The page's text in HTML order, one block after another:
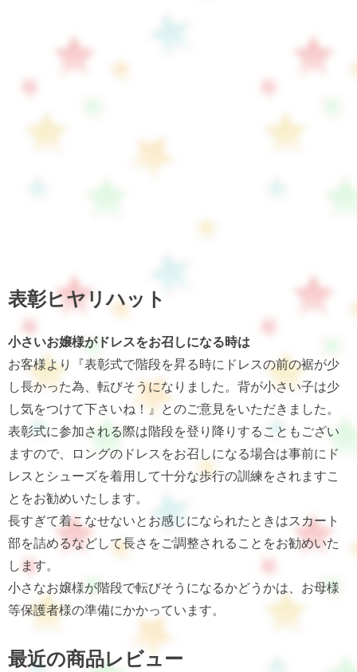
表彰ヒヤリハット
小さいお嬢様がドレスをお召しになる時は
お客様より『表彰式で階段を昇る時にドレスの前の裾が少
し長かった為、転びそうになりました。背が小さい子は少
し気をつけて下さいね！』とのご意見をいただきました。
表彰式に参加される際は階段を登り降りすることもござい
ますので、ロングのドレスをお召しになる場合は事前にド
レスとシューズを着用して十分な歩行の訓練をされますこ
とをお勧めいたします。
長すぎて着こなせないとお感じになられたときはスカート
部を詰めるなどして長さをご調整されることをお勧めいた
します。
小さなお嬢様が階段で転びそうになるかどうかは、お母様
等保護者様の準備にかかっています。
最近の商品レビュー